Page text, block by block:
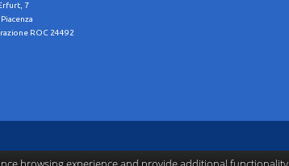
7
ROC 24492